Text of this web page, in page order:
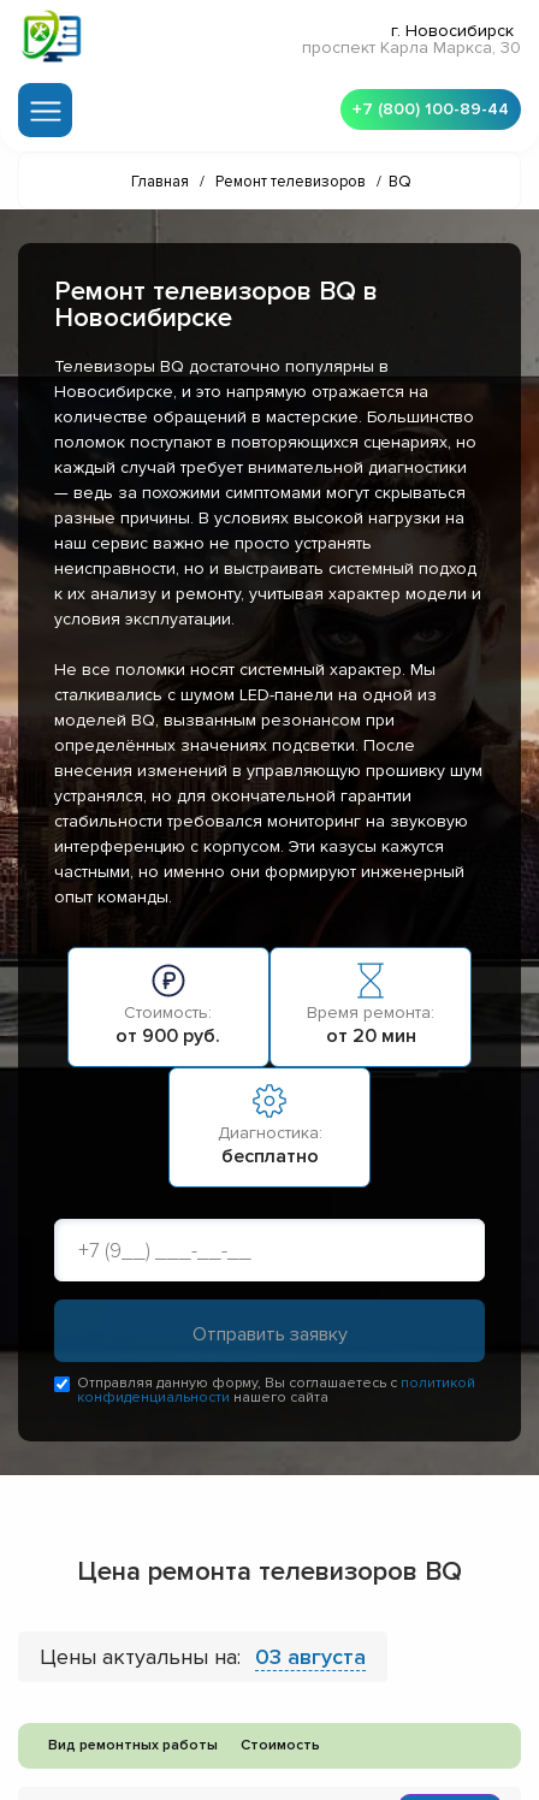
г. Новосибирск
проспект Карла Маркса, 30
+7 (800) 100-89-44
Главная / Ремонт телевизоров / BQ
Ремонт телевизоров BQ в
Новосибирске
Телевизоры BQ достаточно популярны в
Новосибирске, и это напрямую отражается на
количестве обращений в мастерские. Большинство
поломок поступают в повторяющихся сценариях, но
каждый случай требует внимательной диагностики
— ведь за похожими симптомами могут скрываться
разные причины. В условиях высокой нагрузки на
наш сервис важно не просто устранять
неисправности, но и выстраивать системный подход
к их анализу и ремонту, учитывая характер модели и
условия эксплуатации.
Не все поломки носят системный характер. Мы
сталкивались с шумом LED-панели на одной из
моделей BQ, вызванным резонансом при
определённых значениях подсветки. После
внесения изменений в управляющую прошивку шум
устранялся, но для окончательной гарантии
стабильности требовался мониторинг на звуковую
интерференцию с корпусом. Эти казусы кажутся
частными, но именно они формируют инженерный
опыт команды.
Стоимость:
от 900 руб.
Время ремонта:
от 20 мин
Диагностика:
бесплатно
Отправляя данную форму, Вы соглашаетесь с политикой
конфиденциальности нашего сайта
Цена ремонта телевизоров BQ
Цены актуальны на: 03 августа
Вид ремонтных работы Стоимость